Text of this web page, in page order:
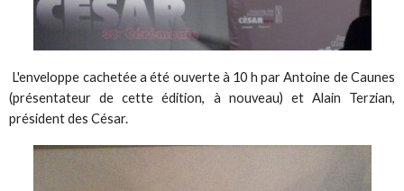
L'enveloppe cachetée a été ouverte à 10 h par Antoine de Caunes
(présentateur de cette édition, à nouveau) et Alain Terzian,
président des César.